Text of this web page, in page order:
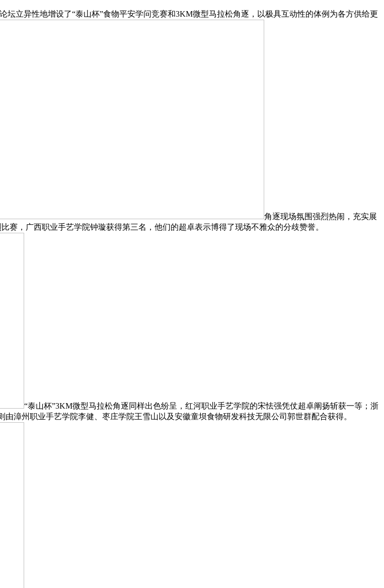
立异性地增设了“泰山杯”食物平安学问竞赛和3KM微型马拉松角逐，以极具互动性的体例为各方供给更
角逐现场氛围强烈热闹，充实展
赛，广西职业手艺学院钟璇获得第三名，他们的超卓表示博得了现场不雅众的分歧赞誉。
“泰山杯”3KM微型马拉松角逐同样出色纷呈，红河职业手艺学院的宋怯强凭仗超卓阐扬斩获一等；浙
漳州职业手艺学院李健、枣庄学院王雪山以及安徽童坝食物研发科技无限公司郭世群配合获得。